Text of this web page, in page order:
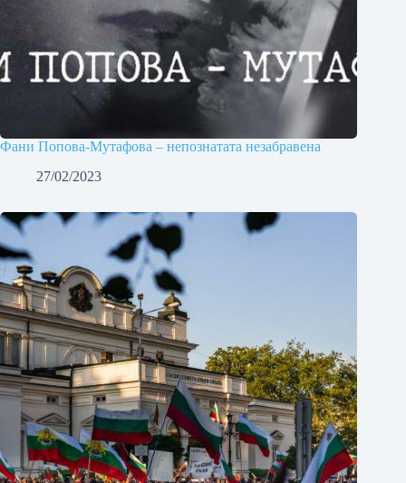
Фани Попова-Мутафова – непознатата незабравена
27/02/2023